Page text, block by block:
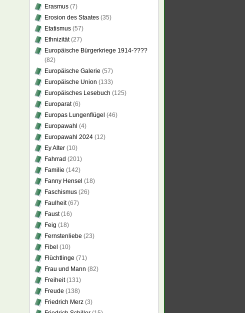
Erasmus (7)
Erosion des Staates (35)
Etatismus (57)
Ethnizität(27)
Europäische Bürgerkriege 1914-????
(82)
Europäische Galerie (57)
Europäische Union (133)
Europäisches Lesebuch (125)
Europarat(6)
Europas Lungenflügel (46)
Europawahl (4)
Europawahl 2024 (12)
Ey Alter (10)
Fahrrad (201)
Familie (142)
Fanny Hensel (18)
Faschismus (26)
Faulheit(67)
Faust(16)
Feig (18)
Fernstenliebe (23)
Fibel (10)
Flüchtlinge (71)
Frau und Mann (82)
Freiheit(131)
Freude (138)
Friedrich Merz (3)